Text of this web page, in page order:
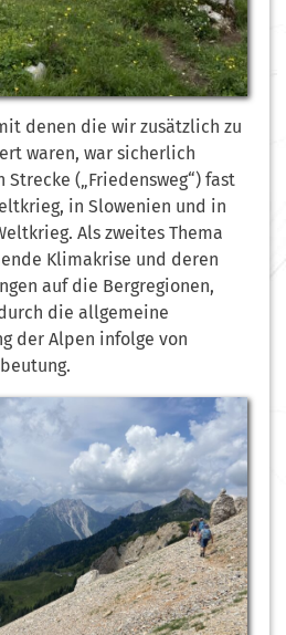
denen die wir zusätzlich zu
waren, war sicherlich
(„Friedensweg“) fast
in Slowenien und in
Als zweites Thema
Klimakrise und deren
auf die Bergregionen,
die allgemeine
der Alpen infolge von